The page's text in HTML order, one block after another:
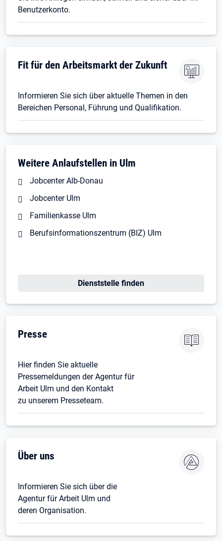
Benutzerkonto.
Fit für den Arbeitsmarkt der Zukunft
Informieren Sie sich über aktuelle Themen in den
Bereichen Personal, Führung und Qualifikation.
Weitere Anlaufstellen in Ulm
Jobcenter Alb-Donau
Jobcenter Ulm
Familienkasse Ulm
Berufsinformationszentrum (BIZ) Ulm
Dienststelle finden
Presse
Hier finden Sie aktuelle
Pressemeldungen der Agentur für
Arbeit Ulm und den Kontakt
zu unserem Presseteam.
Über uns
Informieren Sie sich über die
Agentur für Arbeit Ulm und
deren Organisation.